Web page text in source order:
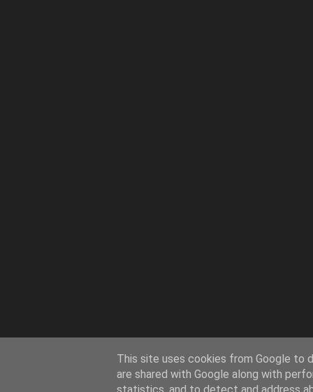
This site uses cookies from Google to
are shared with Google along with